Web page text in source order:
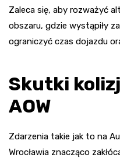
Zaleca się, aby rozważyć
obszaru, gdzie wystąpiły
ograniczyć czas dojazdu
Skutki
AOW
Zdarzenia takie jak to na
Wrocławia znacząco